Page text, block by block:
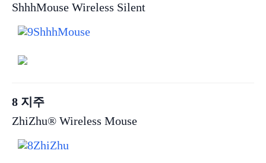
ShhhMouse Wireless Silent
8 지주
ZhiZhu® Wireless Mouse